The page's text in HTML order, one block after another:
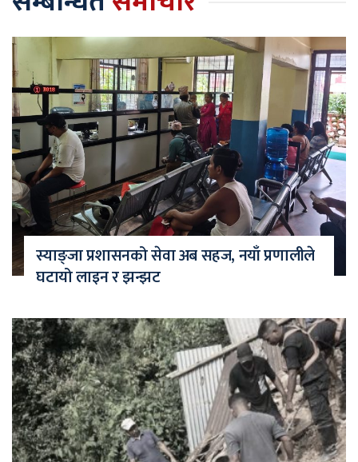
स्याङ्जा प्रशासनको सेवा अब सहज, नयाँ प्रणालीले
घटायो लाइन र झन्झट